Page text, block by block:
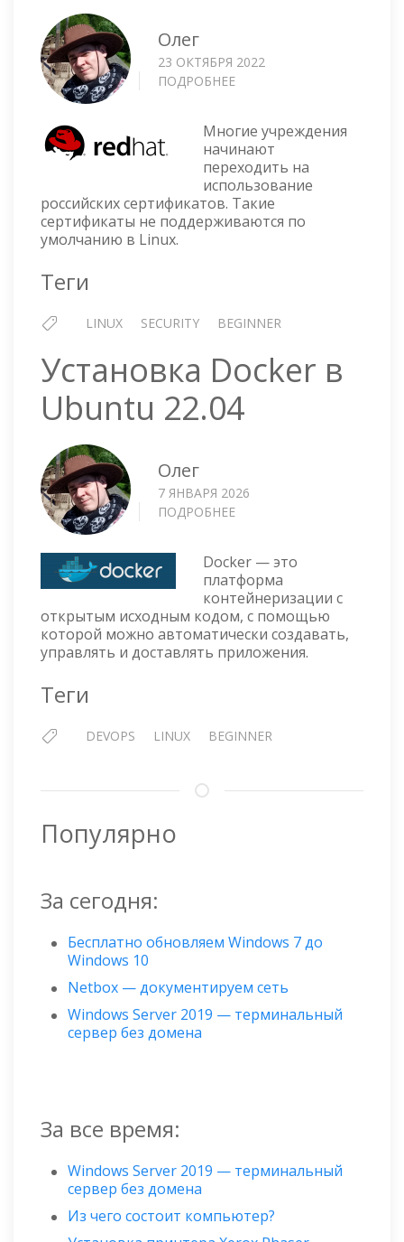
Олег
23 ОКТЯБРЯ 2022
ПОДРОБНЕЕ
ENTERPRISE
LINUX
—
ПОДДЕРЖКА
РАБОТЫ
Многие учреждения
начинают
переходить на
использование
российских сертификатов. Такие
сертификаты не поддерживаются по
умолчанию в Linux.
Теги
LINUX SECURITY BEGINNER
Установка Docker в
Ubuntu 22.04
Олег
7 ЯНВАРЯ 2026
ПОДРОБНЕЕ
В
UBUNTU
22.04
Docker — это
платформа
контейнеризации с
открытым исходным кодом, с помощью
которой можно автоматически создавать,
управлять и доставлять приложения.
Теги
DEVOPS LINUX BEGINNER
Популярно
За сегодня:
Бесплатно обновляем Windows 7 до
Windows 10
Netbox — документируем сеть
Windows Server 2019 — терминальный
сервер без домена
За все время:
Windows Server 2019 — терминальный
сервер без домена
Из чего состоит компьютер?